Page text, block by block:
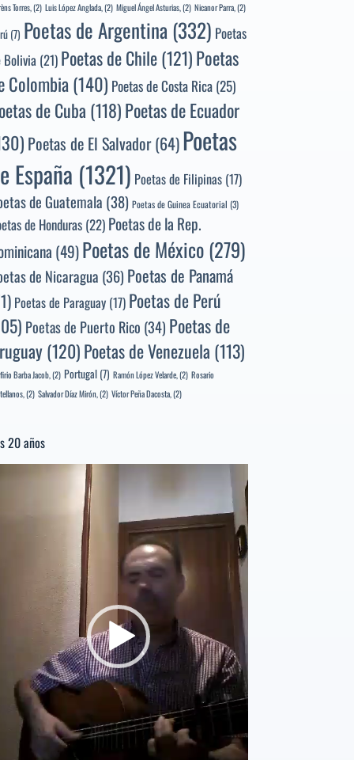
Torres,(2) Luis López Anglada,(2) Miguel Ángel Asturias,(2) Nicanor Parra,(2)
(7) Poetas de Argentina(332) Poetas
Bolivia(21) Poetas de Chile(121)Poetas
Colombia(140) Poetas de Costa Rica(25)
de Cuba (118)Poetas de Ecuador
Poetas de El Salvador(64)Poetas
España (1321) Poetas de Filipinas (17)
de Guatemala (38) Poetas de Guinea Ecuatorial (3)
de Honduras(22) Poetas de la Rep.
(49)Poetas de México(279)
de Nicaragua (36) Poetas de Panamá
Poetas de Paraguay (17) Poetas de Perú
Poetas de Puerto Rico (34) Poetas de
(120)Poetas de Venezuela (113)
Barba Jacob,(2) Portugal (7) Ramón López Velarde,(2) Rosario
(2) Salvador Díaz Mirón,(2) Víctor Peña Dacosta,(2)
20 años